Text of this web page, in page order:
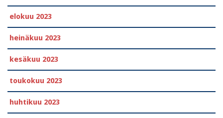
elokuu 2023
heinäkuu 2023
kesäkuu 2023
toukokuu 2023
huhtikuu 2023